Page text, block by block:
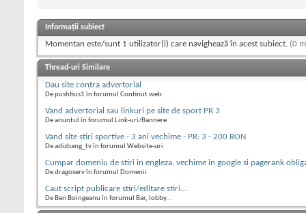
Informații subiect
Momentan este/sunt 1 utilizator(i) care navighează în acest subiect. (0
Thread-uri Similare
Dau site contra advertorial
De pushtius1 în forumul Continut web
Vand advertorial sau linkuri pe site de sport PR 3
De anuntul în forumul Link-uri/Bannere
Vand site stiri sportive - 3 ani vechime - PR: 3 - 200 RON
De adizbang_tv în forumul Website-uri
Cumpar domeniu de stiri in engleza, vechime in google si pagerank
De dragoserv în forumul Domenii
Caut script publicare stiri/editare stiri...
De Ben Boingeanu în forumul Bar, lobby...